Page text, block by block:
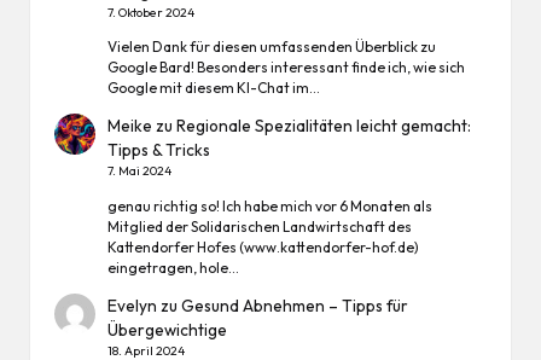
7. Oktober 2024
Vielen Dank für diesen umfassenden Überblick zu
Google Bard! Besonders interessant finde ich, wie sich
Google mit diesem KI-Chat im…
Meike zuRegionale Spezialitäten leicht gemacht:
Tipps & Tricks
7. Mai 2024
genau richtig so! Ich habe mich vor 6 Monaten als
Mitglied der Solidarischen Landwirtschaft des
Kattendorfer Hofes (www.kattendorfer-hof.de)
eingetragen, hole…
Evelyn zuGesund Abnehmen – Tipps für
Übergewichtige
18. April 2024